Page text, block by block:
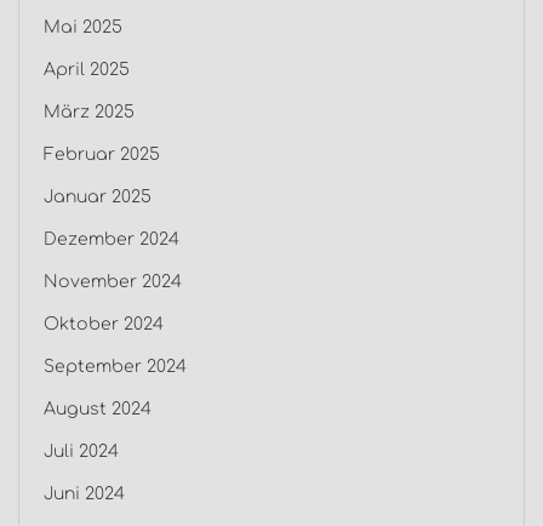
Mai 2025
April 2025
März 2025
Februar 2025
Januar 2025
Dezember 2024
November 2024
Oktober 2024
September 2024
August 2024
Juli 2024
Juni 2024